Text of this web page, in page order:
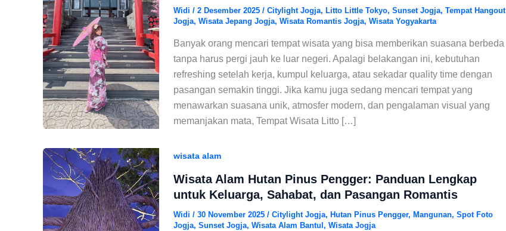
Widi / 2 Desember 2025 / Citylight Jogja, Litto Little Tokyo, Sunset Jogja, Tempat Hangout
Jogja, Wisata Jepang Jogja, Wisata Romantis Jogja, Wisata Yogyakarta
Banyak orang mencari tempat wisata yang bisa memberikan suasana berbeda
tanpa harus pergi jauh ke luar negeri. Apalagi belakangan ini, kebutuhan
refreshing setelah kerja, kumpul keluarga, atau sekadar quality time dengan
pasangan semakin tinggi. Jika kamu juga sedang mencari tempat yang
menawarkan suasana unik, atmosfer modern, dan pengalaman visual yang
memanjakan mata, Tempat Wisata Litto […]
wisata alam
Wisata Alam Hutan Pinus Pengger: Panduan Lengkap
untuk Keluarga, Sahabat, dan Pasangan Romantis
Widi / 30 November 2025 / Citylight Jogja, Hutan Pinus Pengger, Mangunan, Spot Foto
Jogja, Sunset Jogja, Wisata Alam Bantul , Wisata Jogja